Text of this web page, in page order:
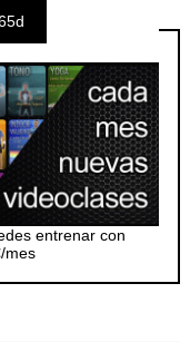
entrenar con
mes